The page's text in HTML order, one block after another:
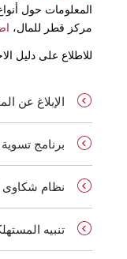
المعلومات حول
مركز قطر للمال،
للاطلاع على دليل
الإبلاغ عن
برنامج
نظام شكاوى
تنبيه